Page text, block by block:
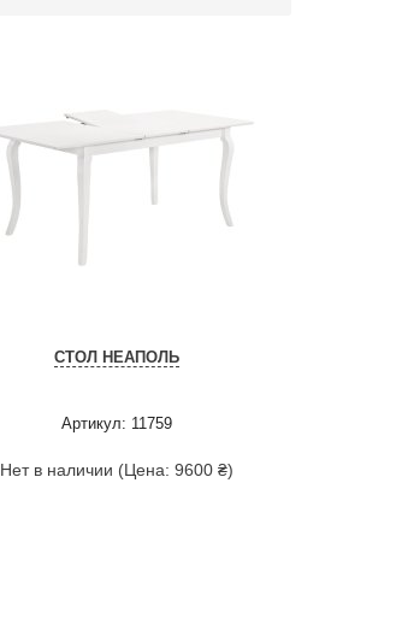
СТОЛ НЕАПОЛЬ
Артикул: 11759
Нет в наличии (Цена: 9600 ₴)